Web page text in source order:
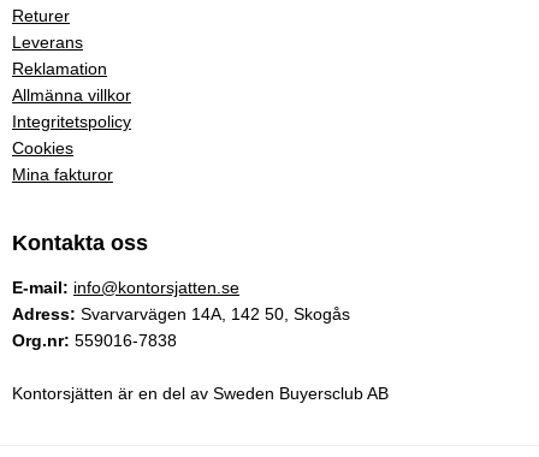
Returer
Leverans
Reklamation
Allmänna villkor
Integritetspolicy
Cookies
Mina fakturor
Kontakta oss
E-mail: info@kontorsjatten.se
Adress: Svarvarvägen 14A, 142 50, Skogås
Org.nr: 559016-7838
Kontorsjätten är en del av Sweden Buyersclub AB